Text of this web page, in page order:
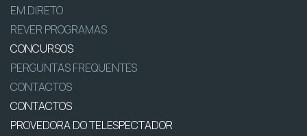
EM DIRETO
REVER PROGRAMAS
CONCURSOS
PERGUNTAS FREQUENTES
CONTACTOS
CONTACTOS
PROVEDORA DO TELESPECTADOR